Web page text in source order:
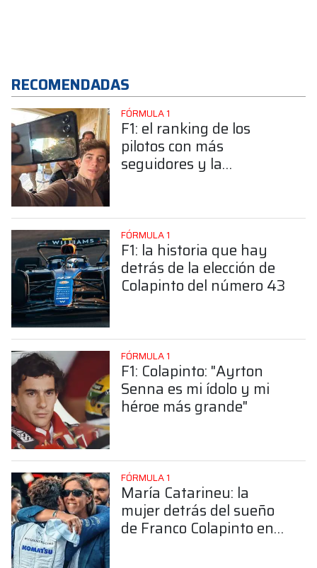
RECOMENDADAS
FÓRMULA 1
F1: el ranking de los
pilotos con más
seguidores y la
FÓRMULA 1
F1: la historia que hay
detrás de la elección de
Colapinto del número 43
FÓRMULA 1
F1: Colapinto: "Ayrton
Senna es mi ídolo y mi
héroe más grande"
FÓRMULA 1
María Catarineu: la
mujer detrás del sueño
de Franco Colapinto en